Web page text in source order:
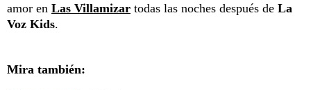
amor en Las Villamizar todas las noches después de La
Voz Kids.
Mira también: